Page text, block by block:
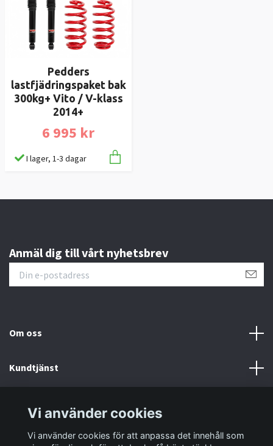
Pedders
lastfjädringspaket bak
300kg+ Vito / V-klass
2014+
6 995 kr
I lager, 1-3 dagar
Anmäl dig till vårt nyhetsbrev
Om oss
Kundtjänst
Sociala medier
Vi använder cookies
Vi använder cookies för att anpassa det innehåll som